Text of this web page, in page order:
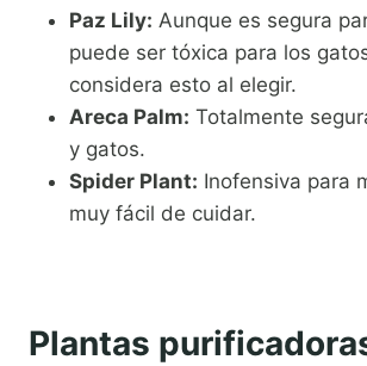
Paz Lily: Aunque es segura
puede ser tóxica para los
considera esto al elegir.
Areca Palm: Totalmente
y gatos.
Spider Plant: Inofensiva para
muy fácil de cuidar.
Plantas